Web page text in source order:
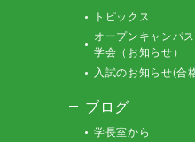
トピックス
オープンキャンパ
学会（お知らせ）
入試のお知らせ(合
ブログ
学長室から